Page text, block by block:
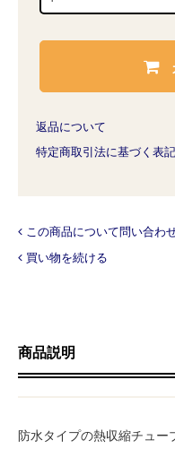
返品について
特定商取引法に基づく表記
この商品について問い合わ
買い物を続ける
商品説明
防水タイプの熱収縮チュー